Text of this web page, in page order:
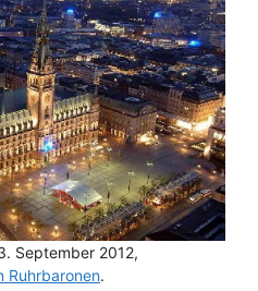
September 2012,
Ruhrbaronen.